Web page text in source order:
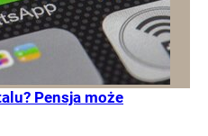
Pensja może